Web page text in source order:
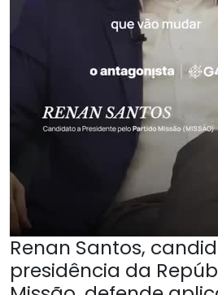
Renan Santos,
presidência da